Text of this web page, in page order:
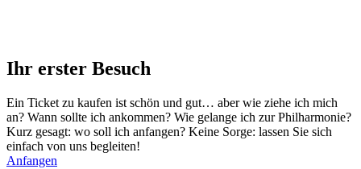
Ihr erster Besuch
Ein Ticket zu kaufen ist schön und gut… aber wie ziehe ich mich
an? Wann sollte ich ankommen? Wie gelange ich zur Philharmonie?
Kurz gesagt: wo soll ich anfangen? Keine Sorge: lassen Sie sich
einfach von uns begleiten!
Anfangen